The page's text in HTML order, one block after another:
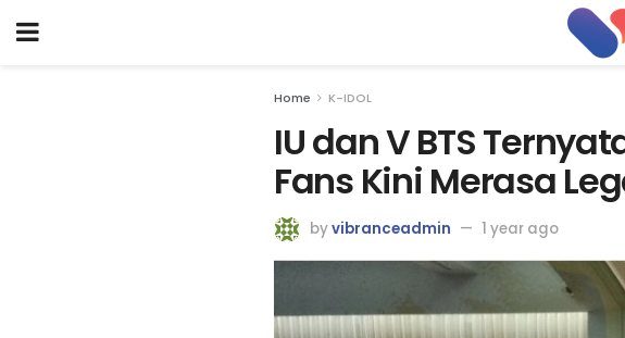
Home K-IDOL
IU dan V BTS
Fans Kini Merasa
byvibranceadmin 1 year ago